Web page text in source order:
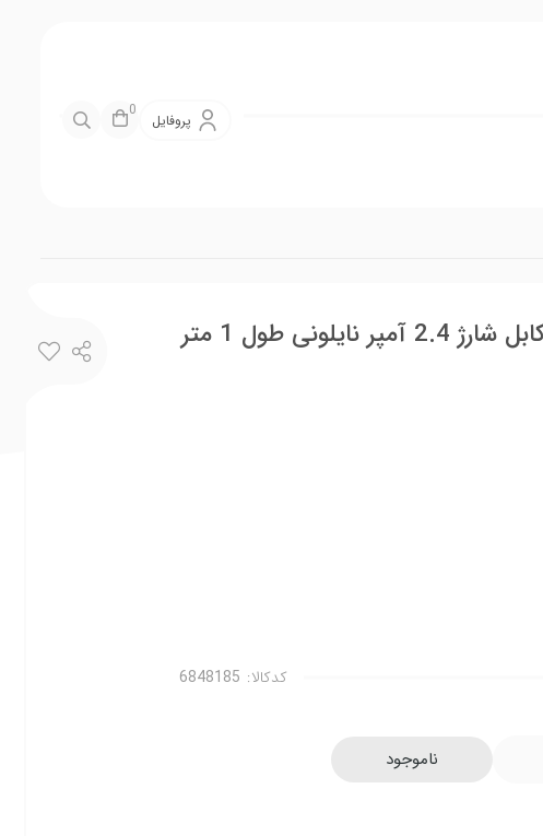
پروفایل 0
کدکالا:
ناموجود